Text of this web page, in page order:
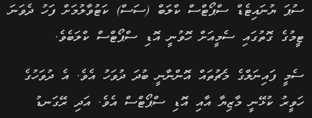
ސުޕަ ޔުނައިޓެޑް ސްޕޯޓްސް ކްލަބް (ސަސް) ކަޓުވާލުމަށް ފަހު ދެވަނަ
ޓީމުގެ ގޮތުގައި ސެމީއަށް ހޮވުނީ އޮޑި ސްޕޯޓްސް ކްލަބެވެ.
ސެމީ ފައިނަލްގެ މެޗުތައް އޮންނާނީ ބުދަ ދުވަހު އެވެ. އެ ދުވަހުގެ
ހަވީރު ކުޅޭނީ މާޒިޔާ އާއި އޮޑި ސްޕޯޓްސް އެވެ. އަދި ރޭގަނޑު